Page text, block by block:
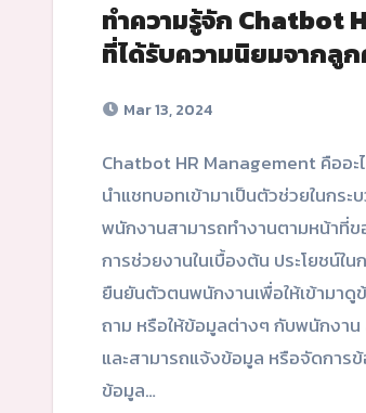
ทำความรู้จัก Chatbot
ที่ได้รับความนิยมจากลูก
Mar 13, 2024
Chatbot HR Management คืออะไร คือ การบริหารจัดการทรัพยากรมนุษย์ หรือบุคลากรภายในองค์กร โดย
นำแชทบอทเข้ามาเป็นตัวช่วยในกร
พนักงานสามารถทำงานตามหน้าที่
การช่วยงานในเบื้องต้น ประโยชน์ใ
ยืนยันตัวตนพนักงานเพื่อให้เข้ามา
ถาม หรือให้ข้อมูลต่างๆ กับพนักงา
และสามารถแจ้งข้อมูล หรือจัดการ
ข้อมูล…